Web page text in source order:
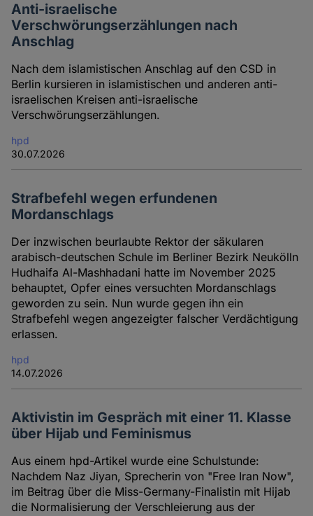
Anti-israelische
Verschwörungserzählungen nach
Anschlag
Nach dem islamistischen Anschlag auf den CSD in
Berlin kursieren in islamistischen und anderen anti-
israelischen Kreisen anti-israelische
Verschwörungserzählungen.
hpd
30.07.2026
Strafbefehl wegen erfundenen
Mordanschlags
Der inzwischen beurlaubte Rektor der säkularen
arabisch-deutschen Schule im Berliner Bezirk Neukölln
Hudhaifa Al-Mashhadani hatte im November 2025
behauptet, Opfer eines versuchten Mordanschlags
geworden zu sein. Nun wurde gegen ihn ein
Strafbefehl wegen angezeigter falscher Verdächtigung
erlassen.
hpd
14.07.2026
Aktivistin im Gespräch mit einer 11. Klasse
über Hijab und Feminismus
Aus einem hpd-Artikel wurde eine Schulstunde:
Nachdem Naz Jiyan, Sprecherin von "Free Iran Now",
im Beitrag über die Miss-Germany-Finalistin mit Hijab
die Normalisierung der Verschleierung aus der